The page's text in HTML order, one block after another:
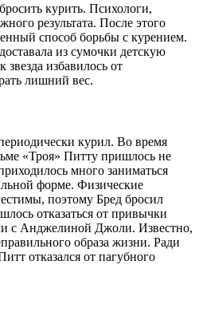
курить. Психологи,
результата. После этого
способ борьбы с курением.
из сумочки детскую
звезда избавилось от
лишний вес.
курил. Во время
«Троя» Питту пришлось не
много заниматься
форме. Физические
поэтому Бред бросил
отказаться от привычки
с Анджелиной Джоли. Известно,
образа жизни. Ради
отказался от пагубного